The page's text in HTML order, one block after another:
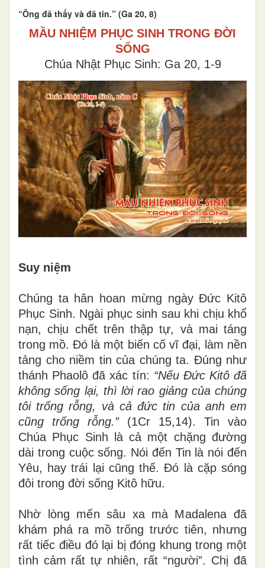
“Ông đã thấy và đã tin.” (Ga 20, 8)
MẦU NHIỆM PHỤC SINH TRONG ĐỜI
SỐNG
Chúa Nhật Phục Sinh: Ga 20, 1-9
Suy niệm
Chúng ta hân hoan mừng ngày Đức Kitô
Phục Sinh. Ngài phục sinh sau khi chịu khổ
nạn, chịu chết trên thập tự, và mai táng
trong mồ. Đó là một biến cố vĩ đại, làm nền
tảng cho niềm tin của chúng ta. Đúng như
thánh Phaolô đã xác tín: “Nếu Đức Kitô đã
không sống lại, thì lời rao giảng của chúng
tôi trống rỗng, và cả đức tin của anh em
cũng trống rỗng.”(1Cr 15,14). Tin vào
Chúa Phục Sinh là cả một chặng đường
dài trong cuộc sống. Nói đến Tin là nói đến
Yêu, hay trái lại cũng thế. Đó là cặp sóng
đôi trong đời sống Kitô hữu.
Nhờ lòng mến sâu xa mà Madalena đã
khám phá ra mồ trống trước tiên, nhưng
rất tiếcđiều đó lại bị đóng khung trong một
tình cảm rất tự nhiên, rất “người”. Chị đã